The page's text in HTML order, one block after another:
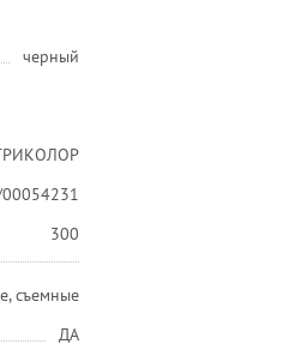
черный
300
съемные
ДА